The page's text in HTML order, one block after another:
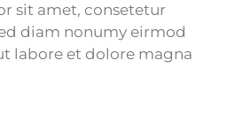
sit amet, consetetur
diam nonumy eirmod
labore et dolore magna